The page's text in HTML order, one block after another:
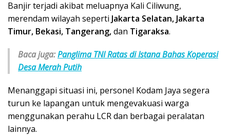
Banjir terjadi akibat meluapnya Kali Ciliwung,
merendam wilayah seperti Jakarta Selatan, Jakarta
Timur, Bekasi, Tangerang,dan Tigaraksa.
Baca juga:Panglima TNI Ratas di Istana Bahas Koperasi
Desa Merah Putih
Menanggapi situasi ini, personel Kodam Jaya segera
turun ke lapangan untuk mengevakuasi warga
menggunakan perahu LCR dan berbagai peralatan
lainnya.